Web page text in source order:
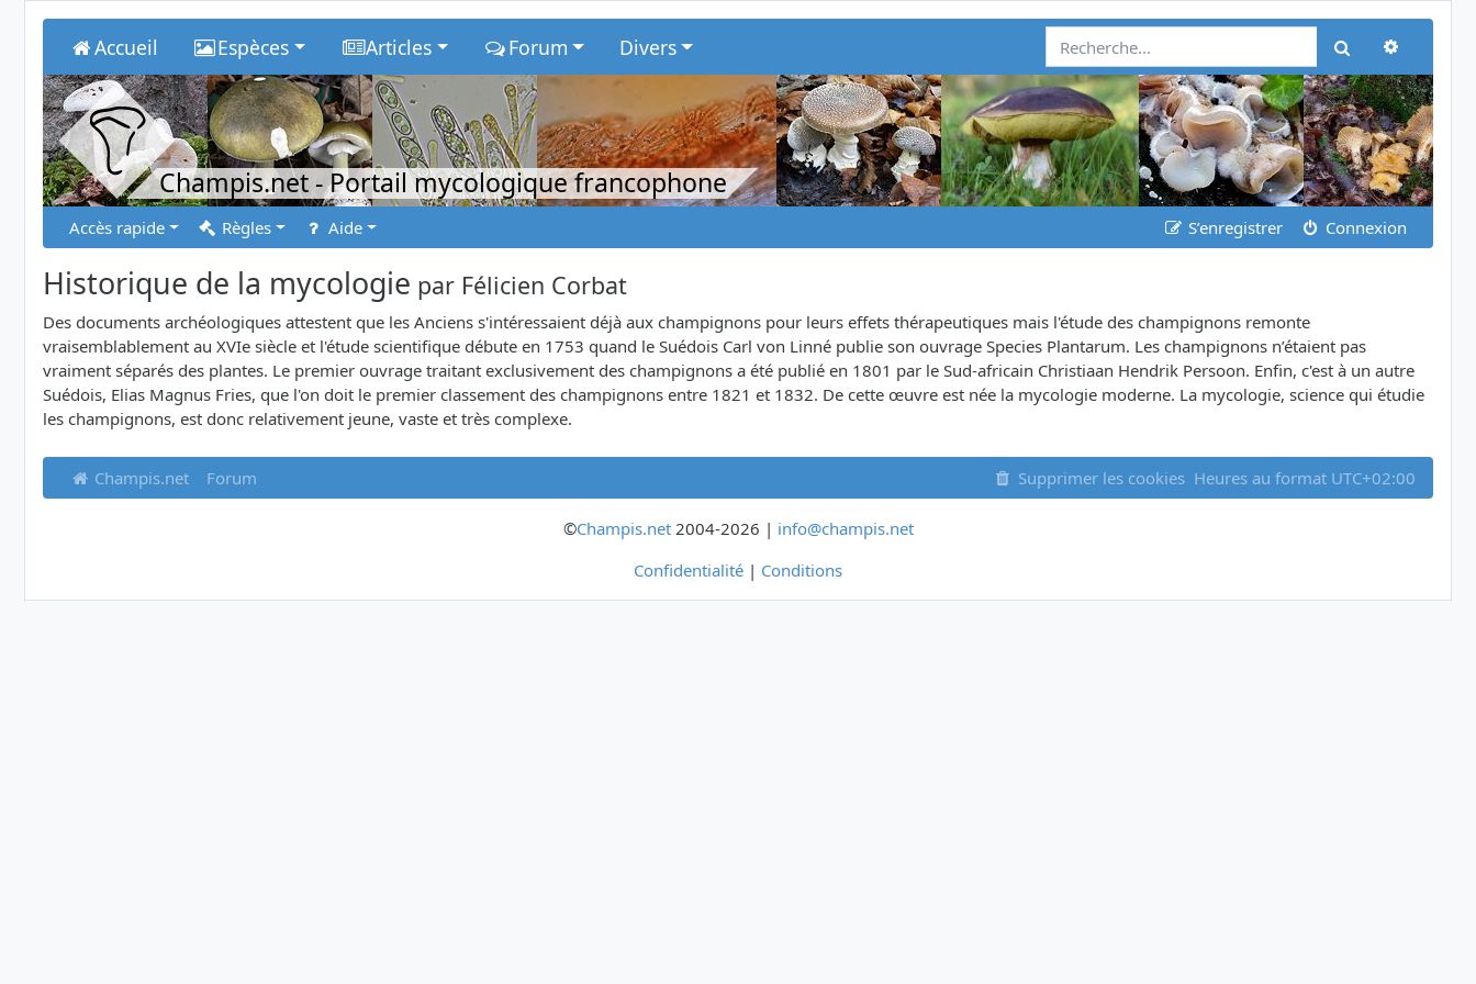
Accueil Espèces Articles Forum Divers Rechercher
Champis.net- Portail mycologique francophone
Accès rapide Règles Aide S’enregistrer Connexion
Historique de la mycologie par Félicien Corbat
Des documents archéologiques attestent que les Anciens s'intéressaient déjà aux champignons pour leurs effets thérapeutiques mais l'étude des champignons remonte
vraisemblablement au XVIe siècle et l'étude scientifique débute en 1753 quand le Suédois Carl von Linné publie son ouvrage Species Plantarum. Les champignons n’étaient pas
vraiment séparés des plantes. Le premier ouvrage traitant exclusivement des champignons a été publié en 1801 par le Sud-africain Christiaan Hendrik Persoon. Enfin, c'est à un autre
Suédois, Elias Magnus Fries, que l'on doit le premier classement des champignons entre 1821 et 1832. De cette œuvre est née la mycologie moderne. La mycologie, science qui étudie
les champignons, est donc relativement jeune, vaste et très complexe.
Champis.net Forum Supprimer les cookies Heures au format UTC+02:00
©Champis.net2004-2026 | info@champis.net
Confidentialité | Conditions